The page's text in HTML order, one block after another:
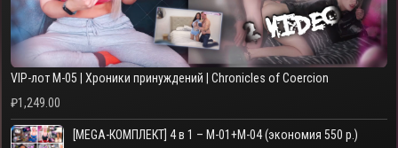
VIP-лот M-05 | Хроники принуждений | Chronicles of Coercion
₽1,249.00
[MEGA-КОМПЛЕКТ] 4 в 1 – M-01+M-04 (экономия 550 р.)